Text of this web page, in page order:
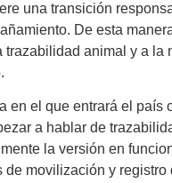
una transición
De esta
trazabilidad animal y a la
en el que entrará el país
a hablar de
la versión en
movilización y registro